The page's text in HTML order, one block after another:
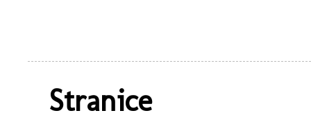
Stranice